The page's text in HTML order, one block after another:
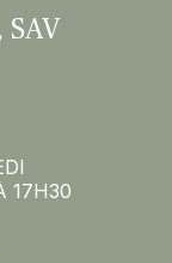
SAV
17H30